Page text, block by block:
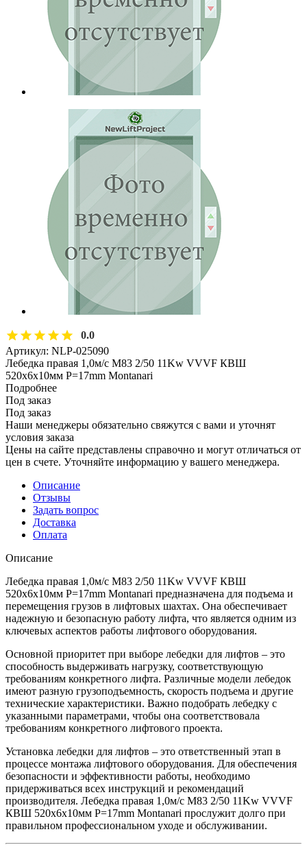
0.0
Артикул: NLP-025090
Лебедка правая 1,0м/с M83 2/50 11Kw VVVF КВШ
520х6x10мм P=17mm Montanari
Подробнее
Под заказ
Под заказ
Наши менеджеры обязательно свяжутся с вами и уточнят
условия заказа
Цены на сайте представлены справочно и могут отличаться от
цен в счете. Уточняйте информацию у вашего менеджера.
Описание
Отзывы
Задать вопрос
Доставка
Оплата
Описание
Лебедка правая 1,0м/с M83 2/50 11Kw VVVF КВШ
520х6x10мм P=17mm Montanari предназначена для подъема и
перемещения грузов в лифтовых шахтах. Она обеспечивает
надежную и безопасную работу лифта, что является одним из
ключевых аспектов работы лифтового оборудования.
Основной приоритет при выборе лебедки для лифтов – это
способность выдерживать нагрузку, соответствующую
требованиям конкретного лифта. Различные модели лебедок
имеют разную грузоподъемность, скорость подъема и другие
технические характеристики. Важно подобрать лебедку с
указанными параметрами, чтобы она соответствовала
требованиям конкретного лифтового проекта.
Установка лебедки для лифтов – это ответственный этап в
процессе монтажа лифтового оборудования. Для обеспечения
безопасности и эффективности работы, необходимо
придерживаться всех инструкций и рекомендаций
производителя. Лебедка правая 1,0м/с M83 2/50 11Kw VVVF
КВШ 520х6x10мм P=17mm Montanari прослужит долго при
правильном профессиональном уходе и обслуживании.